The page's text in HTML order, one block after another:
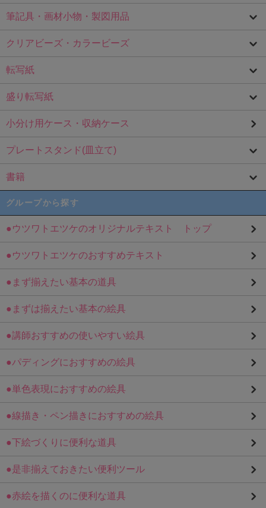
筆記具・画材小物・製図用品
クリアビーズ・カラービーズ
転写紙
盛り転写紙
小分け用ケース・収納ケース
プレートスタンド(皿立て)
書籍
グループから探す
●ウツワトエツケのオリジナルテキスト トップ
●ウツワトエツケのおすすめテキスト
●まず揃えたい基本の道具
●まずは揃えたい基本の絵具
●講師おすすめの使いやすい絵具
●パディングにおすすめの絵具
●単色表現におすすめの絵具
●線描き・ペン描きにおすすめの絵具
●下絵づくりに便利な道具
●是非揃えておきたい便利ツール
●赤絵を描くのに便利な道具